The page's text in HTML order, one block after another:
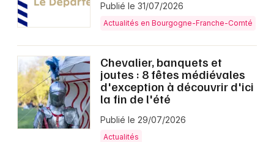
Publié le 31/07/2026
Actualités en Bourgogne-Franche-Comté
Chevalier, banquets et
joutes : 8 fêtes médiévales
d'exception à découvrir d'ici
la fin de l'été
Publié le 29/07/2026
Actualités